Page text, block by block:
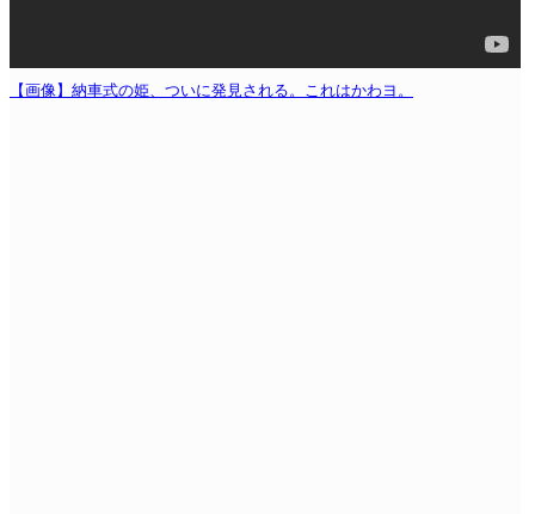
【画像】納車式の姫、ついに発見される。これはかわヨ。